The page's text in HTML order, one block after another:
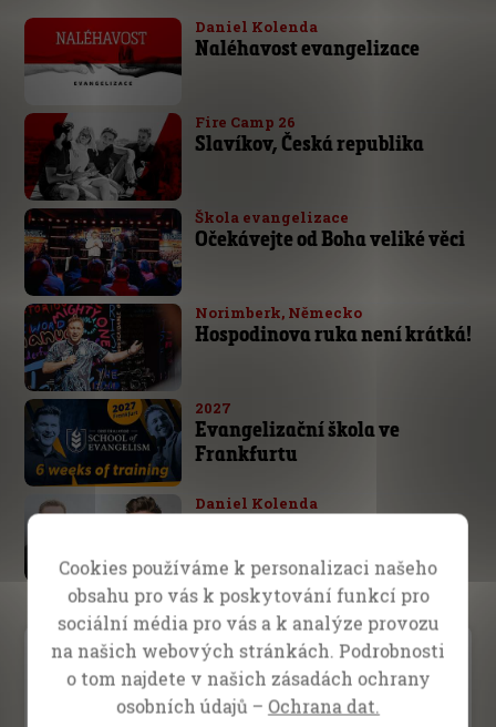
Daniel Kolenda
Naléhavost evangelizace
Fire Camp 26
Slavíkov, Česká republika
Škola evangelizace
Očekávejte od Boha veliké věci
Norimberk, Německo
Hospodinova ruka není krátká!
2027
Evangelizační škola ve
Frankfurtu
Daniel Kolenda
Video Menu
Inspirace Vyučování Svědectví
Cookies používáme k personalizaci našeho
obsahu pro vás k poskytování funkcí pro
sociální média pro vás a k analýze provozu
na našich webových stránkách. Podrobnosti
o tom najdete v našich zásadách ochrany
osobních údajů – Ochrana dat.